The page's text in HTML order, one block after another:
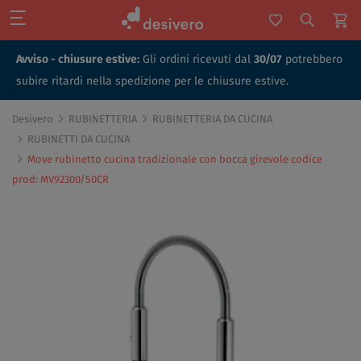
Avviso - chiusure estive: Gli ordini ricevuti dal 30/07 potrebbero
subire ritardi nella spedizione per le chiusure estive.
Desivero RUBINETTERIA
RUBINETTERIA DA CUCINA
RUBINETTI DA CUCINA
Move rubinetto cucina tradizionale con bocca girevole codice
prod: MV92300/50CR